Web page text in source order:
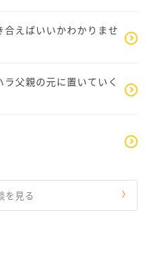
えばいいかわかりませ
父親の元に置いていく
を見る